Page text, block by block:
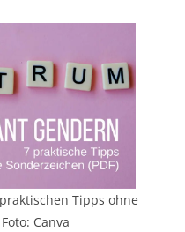
Tipps ohne
Canva